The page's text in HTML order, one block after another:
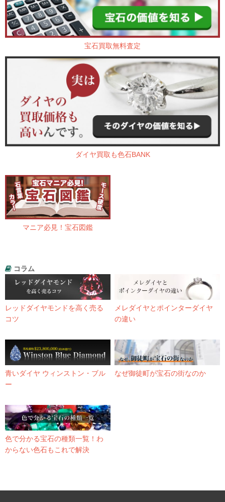
宝石買取無料査定
ダイヤ買取も色石BANK
マニア必見！宝石図鑑
コラム
レッドダイヤモンドを高く売る
コツ
メレダイヤとポインターダイヤ
の違い
青いダイヤ ウィンストン・ブル
ー
なぜ御徒町が宝石の街なのか
色で分かる宝石の種類一覧！わ
からない色石もこれで解決